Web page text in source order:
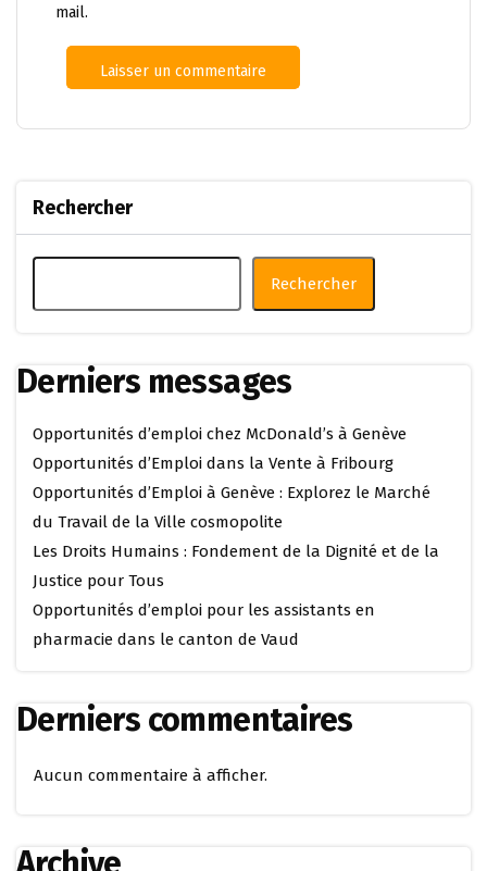
mail.
Rechercher
Rechercher
Derniers messages
Opportunités d’emploi chez McDonald’s à Genève
Opportunités d’Emploi dans la Vente à Fribourg
Opportunités d’Emploi à Genève : Explorez le Marché
du Travail de la Ville cosmopolite
Les Droits Humains : Fondement de la Dignité et de la
Justice pour Tous
Opportunités d’emploi pour les assistants en
pharmacie dans le canton de Vaud
Derniers commentaires
Aucun commentaire à afficher.